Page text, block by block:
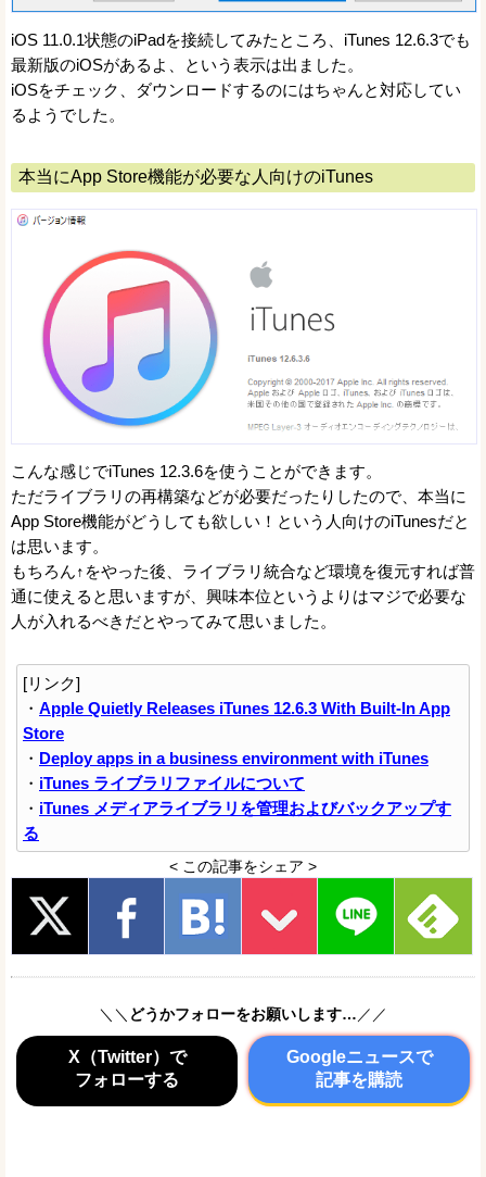
iOS 11.0.1状態のiPadを接続してみたところ、iTunes 12.6.3でも
最新版のiOSがあるよ、という表示は出ました。
iOSをチェック、ダウンロードするのにはちゃんと対応してい
るようでした。
本当にApp Store機能が必要な人向けのiTunes
こんな感じでiTunes 12.3.6を使うことができます。
ただライブラリの再構築などが必要だったりしたので、本当に
App Store機能がどうしても欲しい！という人向けのiTunesだと
は思います。
もちろん↑をやった後、ライブラリ統合など環境を復元すれば普
通に使えると思いますが、興味本位というよりはマジで必要な
人が入れるべきだとやってみて思いました。
[リンク]
・ Apple Quietly Releases iTunes 12.6.3 With Built-In App
Store
・ Deploy apps in a business environment with iTunes
・ iTunes ライブラリファイルについて
・ iTunes メディアライブラリを管理およびバックアップす
る
< この記事をシェア >
＼＼ どうかフォローをお願いします…／／
X（Twitter）で
フォローする
Googleニュースで
記事を購読